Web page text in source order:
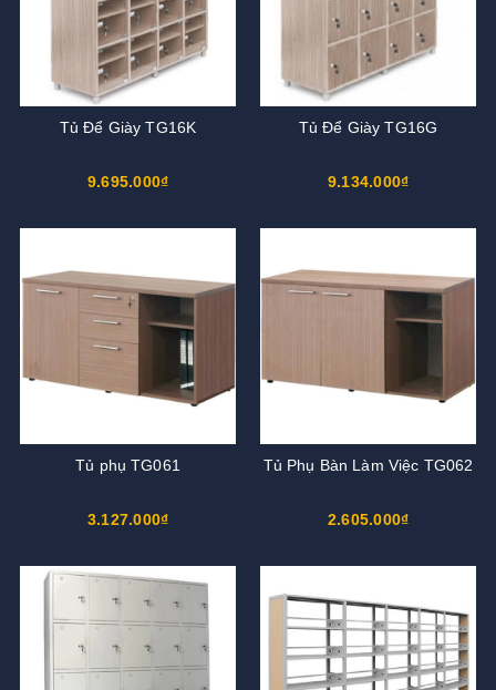
Tủ Để Giày TG16K
9.695.000₫
Tủ Để Giày TG16G
9.134.000₫
Tủ phụ TG061
3.127.000₫
Tủ Phụ Bàn Làm Việc TG062
2.605.000₫